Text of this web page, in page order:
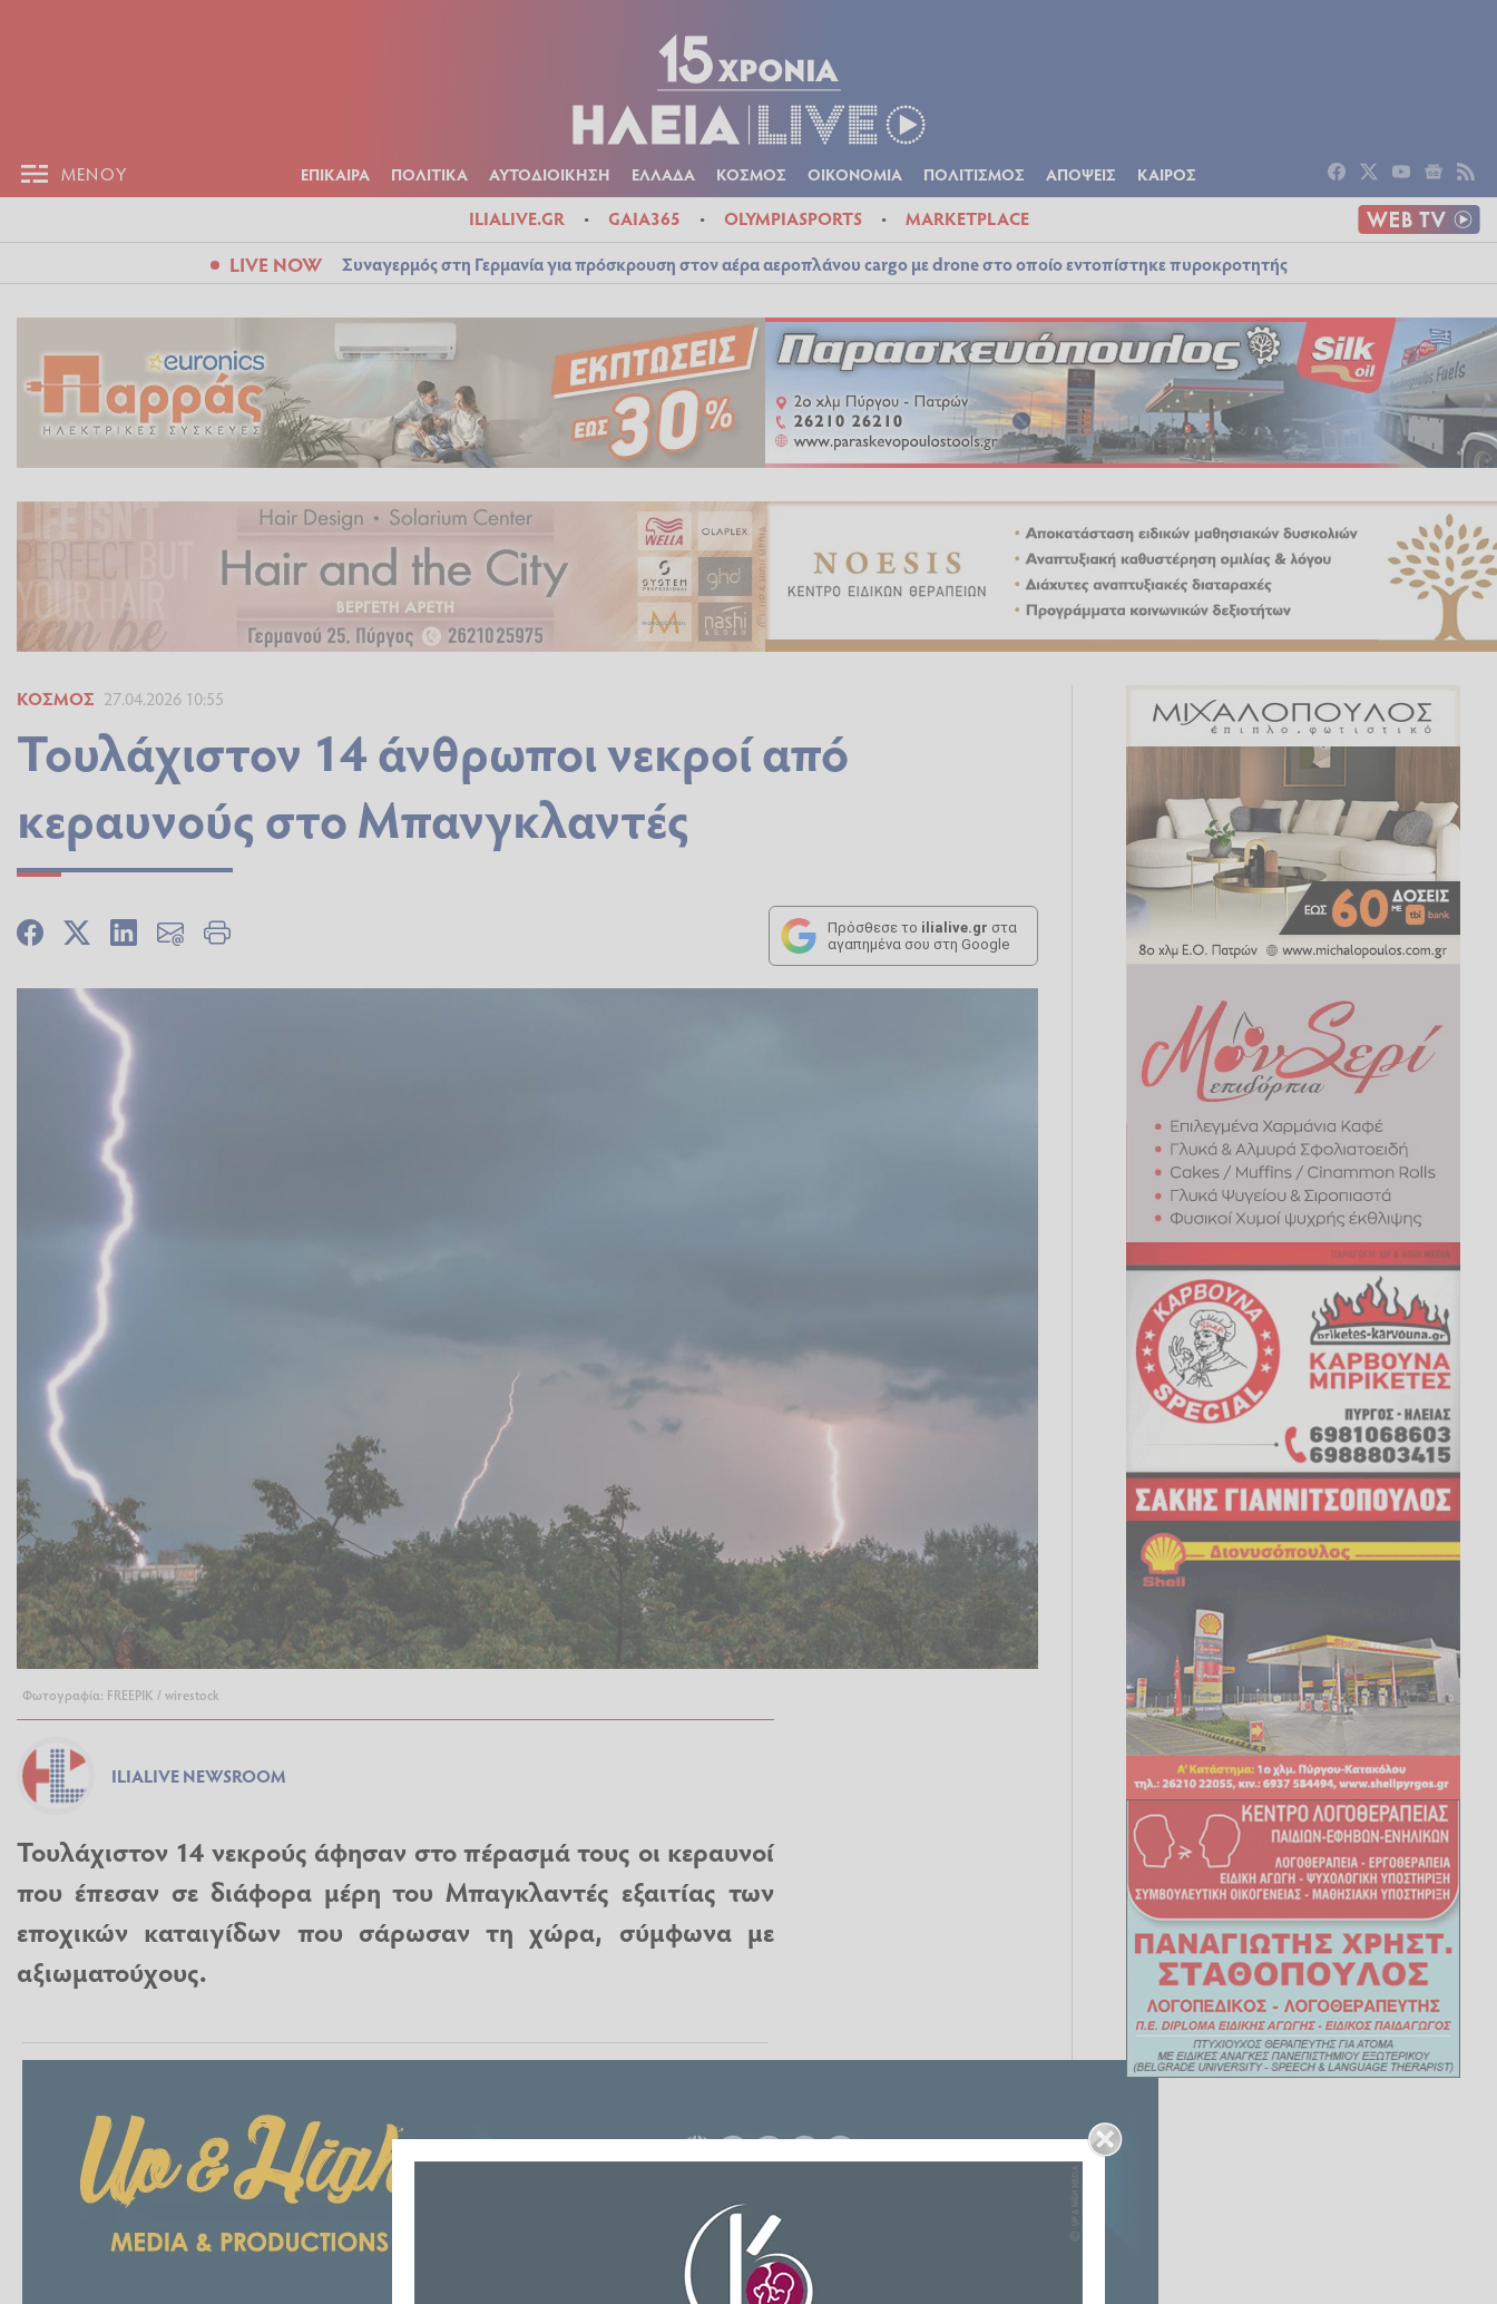
ΜΕΝΟΥ ΕΠΙΚΑΙΡΑ ΠΟΛΙΤΙΚΑ ΑΥΤΟΔΙΟΙΚΗΣΗ ΕΛΛΑΔΑ ΚΟΣΜΟΣ ΟΙΚΟΝΟΜΙΑ ΠΟΛΙΤΙΣΜΟΣ ΑΠΟΨΕΙΣ ΚΑΙΡΟΣ
ILIALIVE.GR GAIA365 OLYMPIASPORTS MARKETPLACE
LIVE NOW Συναγερμός στη Γερμανία για πρόσκρουση στον αέρα αεροπλάνου cargo με drone στο οποίο εντοπίστηκε πυροκροτητής
ΚΌΣΜΟΣ 27.04.2026 10:55
Τουλάχιστον 14 άνθρωποι νεκροί από
κεραυνούς στο Μπανγκλαντές
Πρόσθεσε το ilialive.gr στα
αγαπημένα σου στη Google
Φωτογραφία: FREEPIK / wirestock
ILIALIVE NEWSROOM
Τουλάχιστον 14 νεκρούς άφησαν στο πέρασμά τους οι κεραυνοί
που έπεσαν σε διάφορα μέρη του Μπαγκλαντές εξαιτίας των
εποχικών καταιγίδων που σάρωσαν τη χώρα, σύμφωνα με
αξιωματούχους.